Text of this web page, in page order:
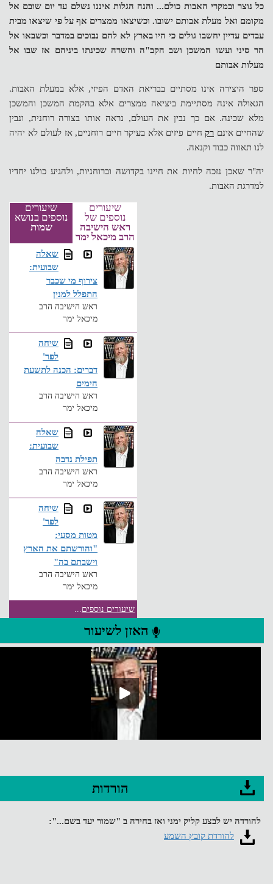
כל נוצר ובמקרי האבות כולם... והנה הגלות איננו נשלם עד יום שובם אל
מקומם ואל מעלת אבותם ישובו. וכשיצאו ממצרים אף על פי שיצאו מבית
עבדים עדיין יחשבו גולים כי היו בארץ לא להם נבוכים במדבר וכשבאו אל
הר סיני ועשו המשכן ושב הקב"ה והשרה שכינתו ביניהם אז שבו אל
מעלות אבותם
ספר היצירה אינו מסתיים בבריאת האדם הפיזי, אלא במעלת האבות.
הגאולה אינה מסתיימת ביציאה ממצרים אלא בהקמת המשכן והמשכן
מלא שכינה. אם כך נבין את העולם, נראה אותו בצורה רוחנית, ונבין
שהחיים אינם רק חיים פיזים אלא בעיקר חיים רוחניים, אז לעולם לא יהיה
לנו תאווה כבוד וקנאה.
יה"ר שאכן נזכה לחיות את חיינו בקדושה וברוחניות, ולהגיע כולנו יחדיו
למדרגת האבות.
שיעורים
נוספים של
ראש הישיבה
הרב מיכאל ימר
שיעורים
נוספים בנושא
שמות
שאלה
שבועית:
צירוף מי שכבר
התפלל למנין
ראש הישיבה הרב
מיכאל ימר
שיחה
לפר'
דברים: הכנה לתשעת
הימים
ראש הישיבה הרב
מיכאל ימר
שאלה
שבועית:
תפילת נדבה
ראש הישיבה הרב
מיכאל ימר
שיחה
לפר'
מטות מסעי:
"והורשתם את הארץ
וישבתם בה"
ראש הישיבה הרב
מיכאל ימר
שיעורים נוספים
האזן לשיעור
הורדות
להורדה יש לבצע קליק ימני ואז בחירה ב "שמור יעד בשם...":
להורדת קובץ השמע